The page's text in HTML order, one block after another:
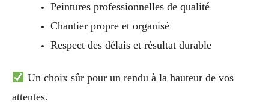
Peintures professionnelles de qualité
Chantier propre et organisé
Respect des délais et résultat durable
Un choix sûr pour un rendu à la hauteur de vos
attentes.